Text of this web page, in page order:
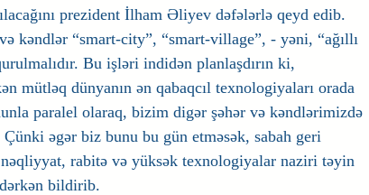
prezident İlham Əliyev dəfələrlə qeyd edib.
kəndlər “smart-city”, “smart-village”, - yəni, “ağıllı
Bu işləri indidən planlaşdırın ki,
mütləq dünyanın ən qabaqcıl texnologiyaları orada
paralel olaraq, bizim digər şəhər və kəndlərimizdə
əgər biz bunu bu gün etməsək, sabah geri
nəqliyyat, rabitə və yüksək texnologiyalar naziri təyin
bildirib.